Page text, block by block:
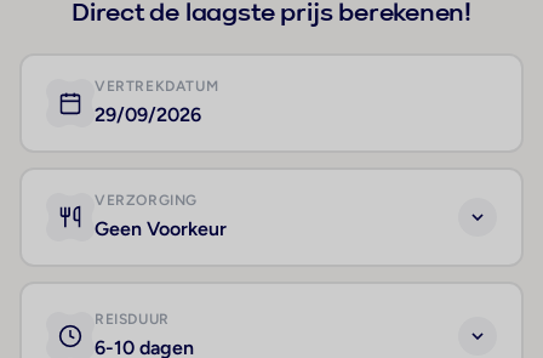
Direct de laagste prijs berekenen!
VERTREKDATUM
29/09/2026
VERZORGING
Geen Voorkeur
REISDUUR
6-10 dagen